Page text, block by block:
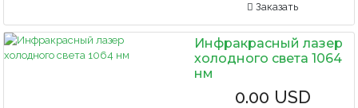
Заказать
Инфракрасный лазер
холодного света 1064
нм
0.00 USD